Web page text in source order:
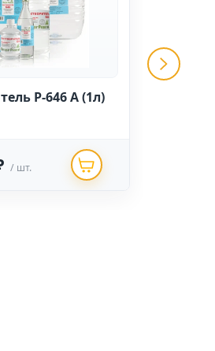
Р-646 А (1л)
/ шт.